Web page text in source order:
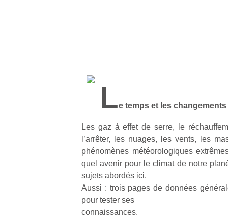
Le temps et les
Les gaz à effet de serre, le
l’arrêter, les nuages, les vents, les
phénomènes météorologiques
quel avenir pour le climat de notre
sujets abordés ici.
Aussi : trois pages de données
pour tester ses
connaissances.